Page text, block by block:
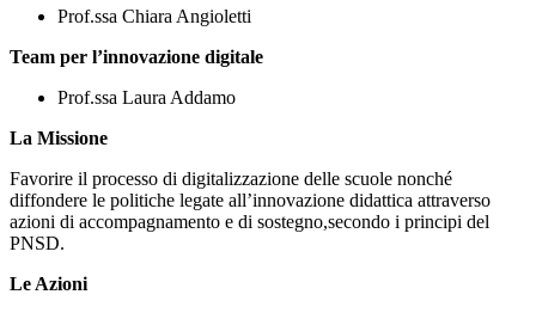
Prof.ssa Chiara Angioletti
Team per l’innovazione digitale
Prof.ssa Laura Addamo
La Missione
Favorire il processo di digitalizzazione delle scuole nonché
diffondere le politiche legate all’innovazione didattica attraverso
azioni di accompagnamento e di sostegno,secondo i principi del
PNSD.
Le Azioni